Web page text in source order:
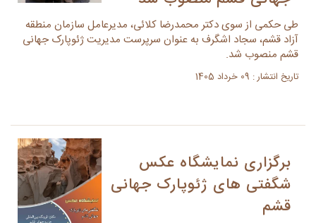
طی حکمی از سوی دکتر محمدرضا کلائی، مدیرعامل سازمان منطقه
آزاد قشم، سجاد اشگرف به عنوان سرپرست مدیریت ژئوپارک جهانی
قشم منصوب شد.
تاریخ انتشار : 09 خرداد 1405
برگزاری نمایشگاه عکس
شگفتی های ژئوپارک جهانی
قشم